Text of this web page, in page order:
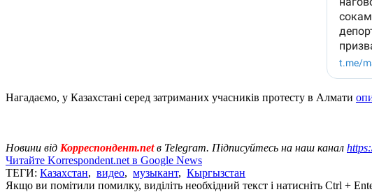
Нагадаємо, у Казахстані серед затриманих учасників протесту в Алмати
Новини від Корреспондент.netв Telegram. Підписуйтесь на наш канал
Читайте Korrespondent.net в Google News
ТЕГИ: Казахстан, видео, музыкант, Кыргызстан
Якщо ви помітили помилку, виділіть необхідний текст і натисніть Ctrl +